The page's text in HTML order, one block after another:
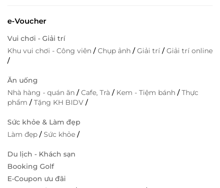
e-Voucher
Vui chơi - Giải trí
Khu vui chơi - Công viên /Chụp ảnh /Giải trí /Giải trí online
/
Ăn uống
Nhà hàng - quán ăn /Cafe, Trà / Kem - Tiệm bánh /Thực
phẩm /Tặng KH BIDV /
Sức khỏe & Làm đẹp
Làm đẹp /Sức khỏe /
Du lịch - Khách sạn
Booking Golf
E-Coupon ưu đãi